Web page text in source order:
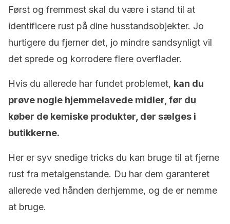
Først og fremmest skal du være i stand til at
identificere rust på dine husstandsobjekter. Jo
hurtigere du fjerner det, jo mindre sandsynligt vil
det sprede og korrodere flere overflader.
Hvis du allerede har fundet problemet, kan du
prøve nogle hjemmelavede midler, før du
køber de kemiske produkter, der sælges i
butikkerne.
Her er syv snedige tricks du kan bruge til at fjerne
rust fra metalgenstande. Du har dem garanteret
allerede ved hånden derhjemme, og de er nemme
at bruge.